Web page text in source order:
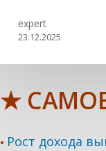
expert
23.12.2025
★
• Рост дохода